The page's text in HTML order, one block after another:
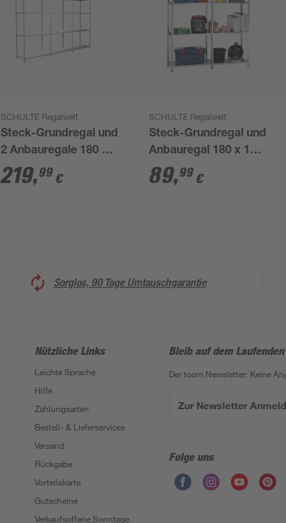
SCHULTE Regalwelt
Steck-Grundregal und
2 Anbauregale 180 x
340 x 35 cm, 12
Böden, weiß,
219,99 €
SCHULTE Regalwelt
Steck-Grundregal und
Anbauregal 180 x 140
x 35 cm, 8 Böden,
verzinkt, Tragkraft 340
89,99 €
Sorglos, 90 Tage Umtauschgarantie
Nützliche Links
Leichte Sprache
Hilfe
Zahlungsarten
Bestell- & Lieferservices
Versand
Rückgabe
Vorteilskarte
Gutscheine
Verkaufsoffene Sonntage
Bleib auf dem
Der toom Newsletter: Keine
Zur Newsletter
Folge uns